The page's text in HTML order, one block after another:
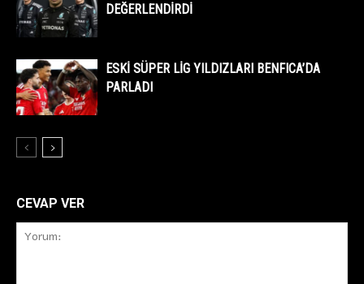
DEĞERLENDİRDİ
ESKİ SÜPER LİG YILDIZLARI BENFICA’DA
PARLADI
CEVAP VER